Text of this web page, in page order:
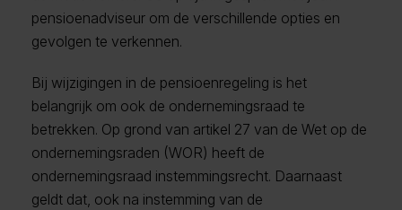
pensioenadviseur om de verschillende opties en
gevolgen te verkennen.
Bij wijzigingen in de pensioenregeling is het
belangrijk om ook de ondernemingsraad te
betrekken. Op grond van artikel 27 van de Wet op de
ondernemingsraden (WOR) heeft de
ondernemingsraad instemmingsrecht. Daarnaast
geldt dat, ook na instemming van de